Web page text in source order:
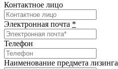
Контактное лицо
Электронная почта *
Телефон
Наименование предмета лизинга